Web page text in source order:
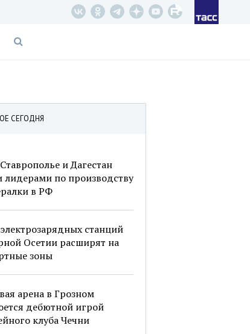
СЕГОДНЯ
и Дагестан
лидерами по производству
в РФ
станций
Осетии расширят на
зоны
арена в Грозном
дебютной игрой
клуба Чечни